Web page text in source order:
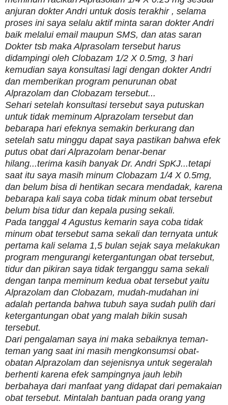
anjuran dokter Andri untuk dosis terakhir , selama
proses ini saya selalu aktif minta saran dokter Andri
baik melalui email maupun SMS, dan atas saran
Dokter tsb maka Alprasolam tersebut harus
didampingi oleh Clobazam 1/2 X 0.5mg, 3 hari
kemudian saya konsultasi lagi dengan dokter Andri
dan memberikan program penurunan obat
Alprazolam dan Clobazam tersebut...
Sehari setelah konsultasi tersebut saya putuskan
untuk tidak meminum Alprazolam tersebut dan
bebarapa hari efeknya semakin berkurang dan
setelah satu minggu dapat saya pastikan bahwa efek
putus obat dari Alprazolam benar-benar
hilang...terima kasih banyak Dr. Andri SpKJ...tetapi
saat itu saya masih minum Clobazam 1/4 X 0.5mg,
dan belum bisa di hentikan secara mendadak, karena
bebarapa kali saya coba tidak minum obat tersebut
belum bisa tidur dan kepala pusing sekali.
Pada tanggal 4 Agustus kemarin saya coba tidak
minum obat tersebut sama sekali dan ternyata untuk
pertama kali selama 1,5 bulan sejak saya melakukan
program mengurangi ketergantungan obat tersebut,
tidur dan pikiran saya tidak terganggu sama sekali
dengan tanpa meminum kedua obat tersebut yaitu
Alprazolam dan Clobazam, mudah-mudahan ini
adalah pertanda bahwa tubuh saya sudah pulih dari
ketergantungan obat yang malah bikin susah
tersebut.
Dari pengalaman saya ini maka sebaiknya teman-
teman yang saat ini masih mengkonsumsi obat-
obatan Alprazolam dan sejenisnya untuk segeralah
berhenti karena efek sampingnya jauh lebih
berbahaya dari manfaat yang didapat dari pemakaian
obat tersebut. Mintalah bantuan pada orang yang